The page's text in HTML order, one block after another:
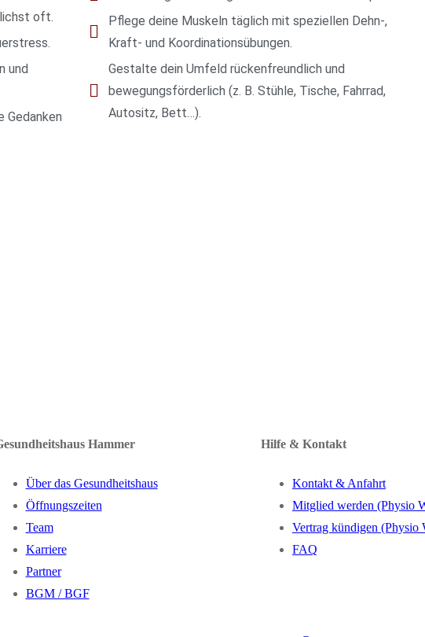
oft.
und
Gedanken
Pflege deine Muskeln täglich mit speziellen Dehn-,
Kraft- und Koordinationsübungen.
Gestalte dein Umfeld rückenfreundlich und
bewegungsförderlich (z. B. Stühle, Tische, Fahrrad,
Autositz, Bett…).
Hammer
Über das Gesundheitshaus
Öffnungszeiten
Team
Karriere
Partner
BGM / BGF
Hilfe & Kontakt
Kontakt & Anfahrt
Mitglied werden (Physio
Vertrag kündigen (Physio
FAQ